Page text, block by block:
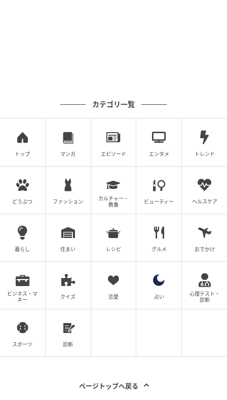
カテゴリ一覧
トップ マンガ エピソード エンタメ トレンド
どうぶつ ファッション
カルチャー・
教養
ビューティー ヘルスケア
暮らし 住まい レシピ グルメ おでかけ
ビジネス・マ
ネー
クイズ 恋愛 占い
心理テスト・
診断
スポーツ 診断
ページトップへ戻る